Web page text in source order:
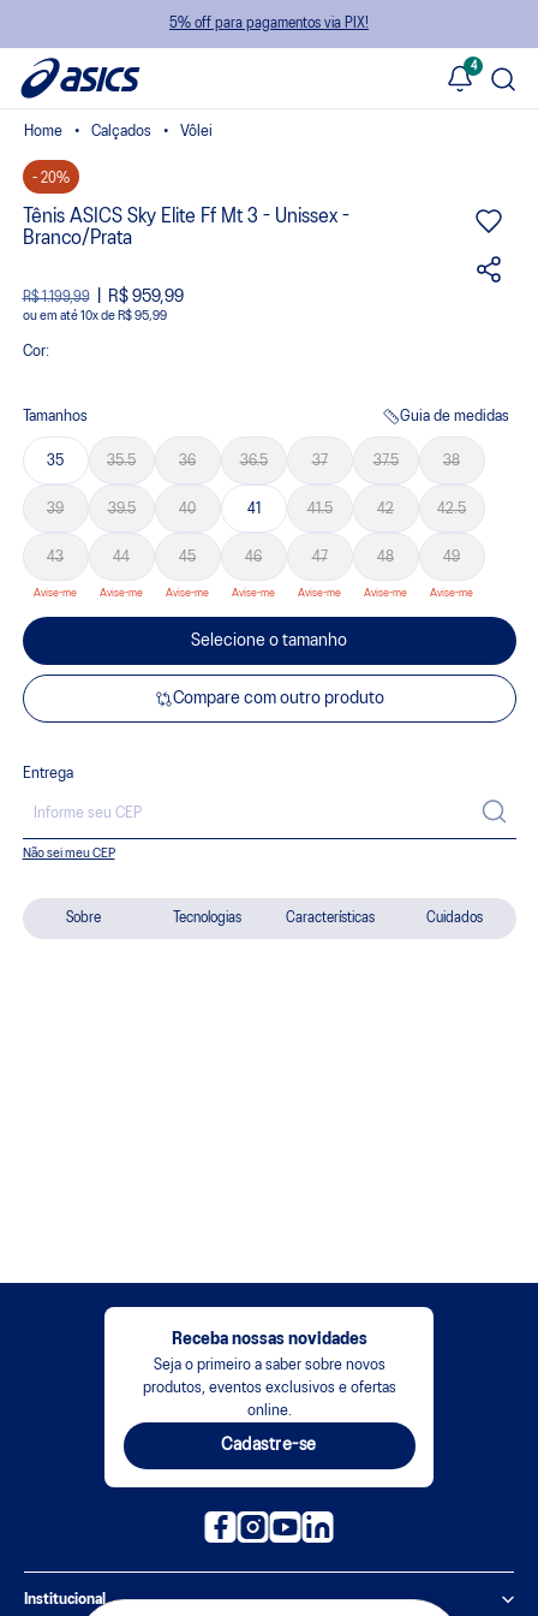
5% off para pagamentos via PIX!
4
Sobre Tecnologias Características Cuidados
Calçados Vôlei
- 20%
Tênis ASICS Sky Elite Ff Mt 3 - Unissex -
Branco/Prata
R$ 1.199,99 R$ 959,99
ou 10xde R$ 95,99
Cor:
Tamanhos Guia de medidas
35 35.5 36 36.5 37 37.5 38
39 39.5 40 41 41.5 42 42.5
43 44 45 46 47 48 49
Selecione o tamanho
Compare com outro produto
Entrega
Não sei meu CEP
Receba nossas novidades
Seja o primeiro a saber sobre novos
produtos, eventos exclusivos e ofertas
online.
Cadastre-se
Institucional